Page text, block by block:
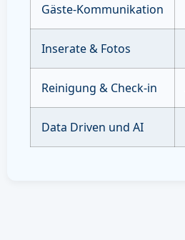
Gäste-Kommunikation
Inserate & Fotos
Reinigung & Check-in
Data Driven und AI